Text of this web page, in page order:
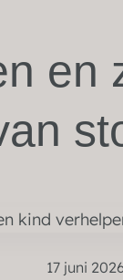
en
17 juni